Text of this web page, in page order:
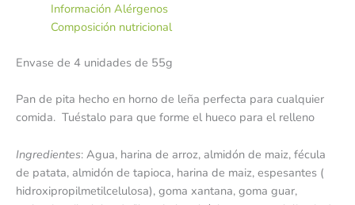
Información Alérgenos
Composición nutricional
Envase de 4 unidades de 55g
Pan de pita hecho en horno de leña perfecta para cualquier
comida. Tuéstalo para que forme el hueco para el relleno
Ingredientes: Agua, harina de arroz, almidón de maiz, fécula
de patata, almidón de tapioca, harina de maiz, espesantes (
hidroxipropilmetilcelulosa), goma xantana, goma guar,